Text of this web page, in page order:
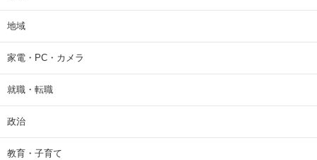
地域
家電・PC・カメラ
就職・転職
政治
教育・子育て